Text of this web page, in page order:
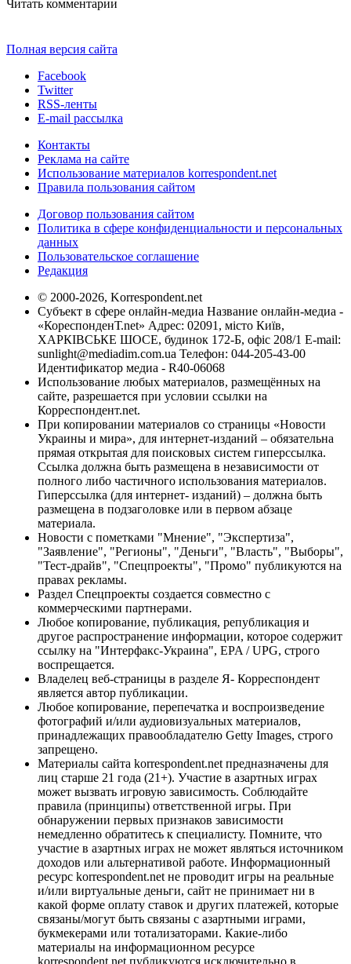
Читать комментарии
Полная версия сайта
Facebook
Twitter
RSS-ленты
E-mail рассылка
Контакты
Реклама на сайте
Использование материалов korrespondent.net
Правила пользования сайтом
Договор пользования сайтом
Политика в сфере конфиденциальности и персональных
данных
Пользовательское соглашение
Редакция
© 2000-2026, Korrespondent.net
Субъект в сфере онлайн-медиа Название онлайн-медиа -
«КореспонденТ.net» Адрес: 02091, місто Київ,
ХАРКІВСЬКЕ ШОСЕ, будинок 172-Б, офіс 208/1 E-mail:
sunlight@mediadim.com.ua Телефон: 044-205-43-00
Идентификатор медиа - R40-06068
Использование любых материалов, размещённых на
сайте, разрешается при условии ссылки на
Корреспондент.net.
При копировании материалов со страницы «Новости
Украины и мира», для интернет-изданий – обязательна
прямая открытая для поисковых систем гиперссылка.
Ссылка должна быть размещена в независимости от
полного либо частичного использования материалов.
Гиперссылка (для интернет- изданий) – должна быть
размещена в подзаголовке или в первом абзаце
материала.
Новости с пометками "Мнение", "Экспертиза",
"Заявление", "Регионы", "Деньги", "Власть", "Выборы",
"Тест-драйв", "Спецпроекты", "Промо" публикуются на
правах рекламы.
Раздел Спецпроекты создается совместно с
коммерческими партнерами.
Любое копирование, публикация, републикация и
другое распространение информации, которое содержит
ссылку на "Интерфакс-Украина", EPA / UPG, строго
воспрещается.
Владелец веб-страницы в разделе Я- Корреспондент
является автор публикации.
Любое копирование, перепечатка и воспроизведение
фотографий и/или аудиовизуальных материалов,
принадлежащих правообладателю Getty Images, строго
запрещено.
Материалы сайта korrespondent.net предназначены для
лиц старше 21 года (21+). Участие в азартных играх
может вызвать игровую зависимость. Соблюдайте
правила (принципы) ответственной игры. При
обнаружении первых признаков зависимости
немедленно обратитесь к специалисту. Помните, что
участие в азартных играх не может являться источником
доходов или альтернативой работе. Информационный
ресурс korrespondent.net не проводит игры на реальные
и/или виртуальные деньги, сайт не принимает ни в
какой форме оплату ставок и других платежей, которые
связаны/могут быть связаны с азартными играми,
букмекерами или тотализаторами. Какие-либо
материалы на информационном ресурсе
korrespondent.net публикуются исключительно в